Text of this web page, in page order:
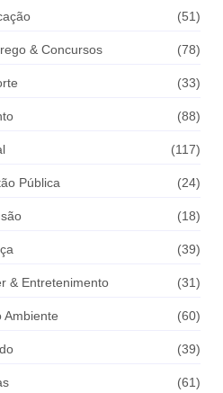
(51)
& Concursos (78)
(33)
(88)
(117)
Pública (24)
(18)
(39)
& Entretenimento (31)
Ambiente (60)
(39)
(61)